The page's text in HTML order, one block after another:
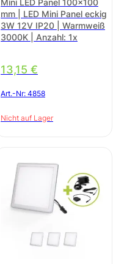
mm | LED Mini Panel eckig
3W 12V IP20 | Warmweiß
3000K | Anzahl: 1x
13,15 €
Art.-Nr: 4858
Nicht auf Lager